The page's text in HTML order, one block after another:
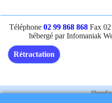
Téléphone 02 99 868 868Fax 02
hébergé par Infomaniak
Rétractation
Boutique en